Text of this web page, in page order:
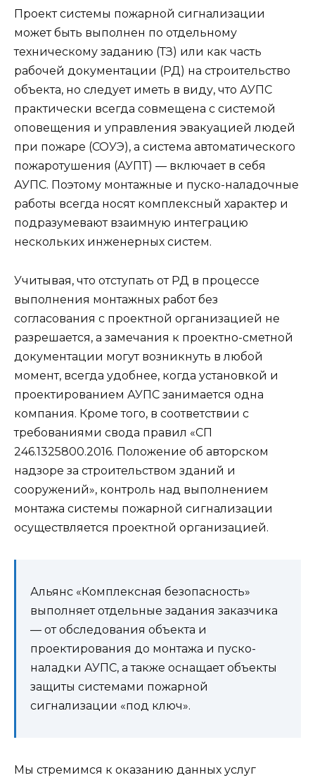
Проект системы пожарной сигнализации
может быть выполнен по отдельному
техническому заданию (ТЗ) или как часть
рабочей документации (РД) на строительство
объекта, но следует иметь в виду, что АУПС
практически всегда совмещена с системой
оповещения и управления эвакуацией людей
при пожаре (СОУЭ), а система автоматического
пожаротушения (АУПТ) — включает в себя
АУПС. Поэтому монтажные и пуско-наладочные
работы всегда носят комплексный характер и
подразумевают взаимную интеграцию
нескольких инженерных систем.
Учитывая, что отступать от РД в процессе
выполнения монтажных работ без
согласования с проектной организацией не
разрешается, а замечания к проектно-сметной
документации могут возникнуть в любой
момент, всегда удобнее, когда установкой и
проектированием АУПС занимается одна
компания. Кроме того, в соответствии с
требованиями свода правил «СП
246.1325800.2016. Положение об авторском
надзоре за строительством зданий и
сооружений», контроль над выполнением
монтажа системы пожарной сигнализации
осуществляется проектной организацией.
Альянс «Комплексная безопасность»
выполняет отдельные задания заказчика
— от обследования объекта и
проектирования до монтажа и пуско-
наладки АУПС, а также оснащает объекты
защиты системами пожарной
сигнализации «под ключ».
Мы стремимся к оказанию данных услуг